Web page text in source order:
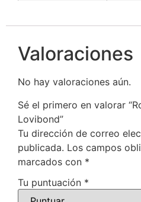
Valoraciones
No hay valoraciones aún.
Sé el primero en valorar
Lovibond”
Tu dirección de correo
publicada. Los campos
marcados con *
Tu puntuación *